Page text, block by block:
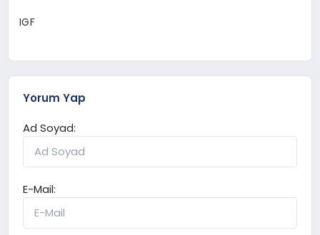
IGF
Yorum Yap
Ad Soyad:
E-Mail: